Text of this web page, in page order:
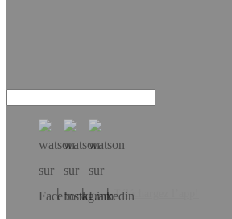
Téléchargez l’app!